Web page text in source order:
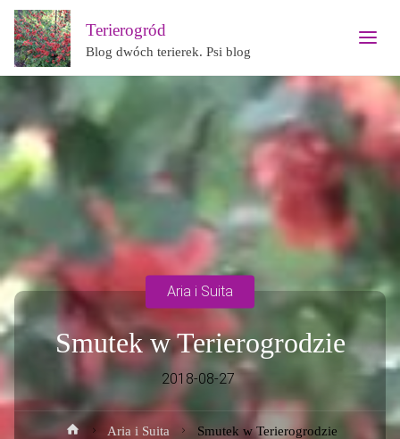
Terierogród
Blog dwóch terierek. Psi blog
Smutek w Terierogrodzie
2018-08-27
Aria i Suita
StronaAria i Suita Smutek w Terierogrodzie